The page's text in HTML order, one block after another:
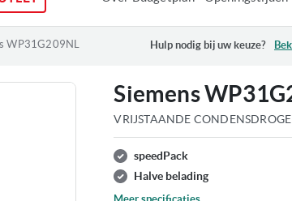
WP31G209NL Hulp nodig bij uw keuze?
Siemens
VRIJSTAANDE
speedPack
Halve belading